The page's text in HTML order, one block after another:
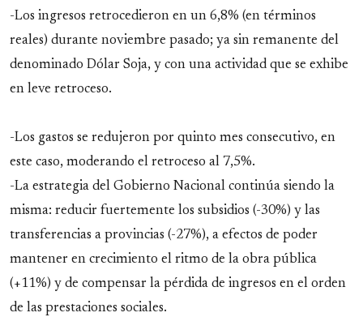
-Los ingresos retrocedieron en un 6,8% (en términos
reales) durante noviembre pasado; ya sin remanente del
denominado Dólar Soja, y con una actividad que se exhibe
en leve retroceso.
-Los gastos se redujeron por quinto mes consecutivo, en
este caso, moderando el retroceso al 7,5%.
-La estrategia del Gobierno Nacional continúa siendo la
misma: reducir fuertemente los subsidios (-30%) y las
transferencias a provincias (-27%), a efectos de poder
mantener en crecimiento el ritmo de la obra pública
(+11%) y de compensar la pérdida de ingresos en el orden
de las prestaciones sociales.